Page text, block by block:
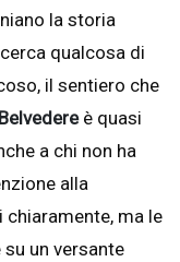
la storia
qualcosa di
il sentiero che
è quasi
a chi non ha
alla
ma le
un versante